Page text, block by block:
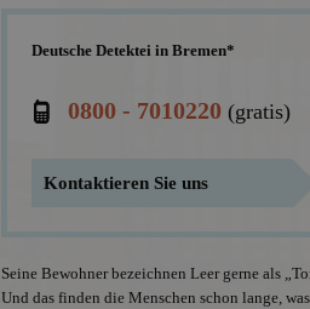
Deutsche Detektei in Bremen*
0800 - 7010220 (gratis)
Kontaktieren Sie uns
Seine Bewohner bezeichnen Leer gerne als
Und das finden die Menschen schon lange,